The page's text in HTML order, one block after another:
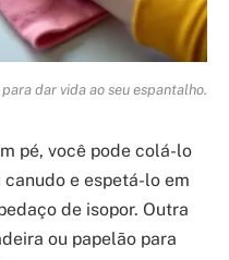
dar vida ao seu espantalho.
pé, você pode colá-lo
e espetá-lo em
de isopor. Outra
ou papelão para